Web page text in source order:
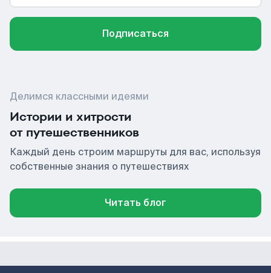
Подписаться
Делимся классными идеями
Истории и хитрости
от путешественников
Каждый день строим маршруты для вас, используя
собственные знания о путешествиях
Читать блог